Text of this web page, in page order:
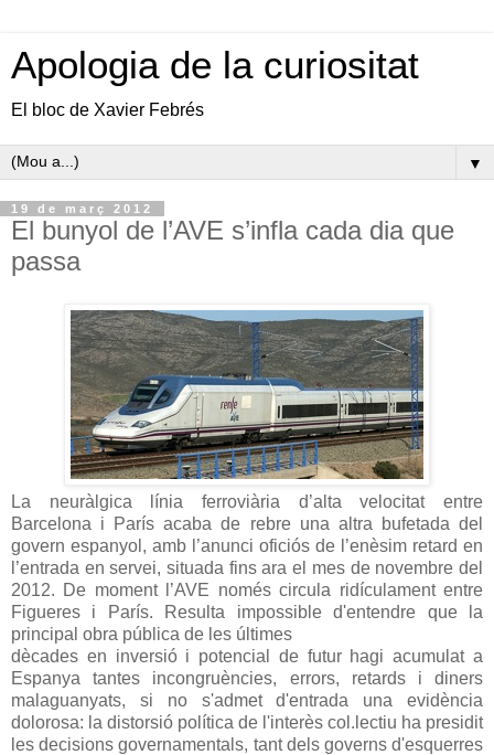
Apologia de la curiositat
El bloc de Xavier Febrés
▼
19 de març 2012
El bunyol de l’AVE s’infla cada dia que
passa
La neuràlgica línia ferroviària d’alta velocitat entre
Barcelona i París acaba de rebre una altra bufetada del
govern espanyol, amb l’anunci oficiós de l’enèsim retard en
l’entrada en servei, situada fins ara el mes de novembre del
2012. De moment l’AVE només circula ridículament entre
Figueres i París. Resulta impossible d'entendre que la
principal obra pública de les últimes
dècades en inversió i potencial de futur hagi acumulat a
Espanya tantes incongruències, errors, retards i diners
malaguanyats, si no s'admet d'entrada una evidència
dolorosa: la distorsió política de l'interès col.lectiu ha presidit
les decisions governamentals, tant dels governs d'esquerres